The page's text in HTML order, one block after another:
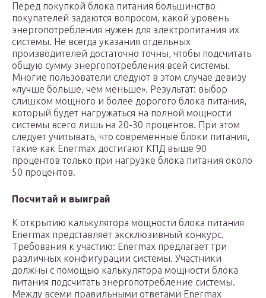
Перед покупкой блока питания большинство
покупателей задаются вопросом, какой уровень
энергопотребления нужен для электропитания их
системы. Не всегда указания отдельных
производителей достаточно точны, чтобы подсчитать
общую сумму энергопотребления всей системы.
Многие пользователи следуют в этом случае девизу
«лучше больше, чем меньше». Результат: выбор
слишком мощного и более дорогого блока питания,
который будет нагружаться на полной мощности
системы всего лишь на 20-30 процентов. При этом
следует учитывать, что современные блоки питания,
такие как Enermax достигают КПД выше 90
процентов только при нагрузке блока питания около
50 процентов.
Посчитай и выиграй
К открытию калькулятора мощности блока питания
Enermax представляет эксклюзивный конкурс.
Требования к участию: Enermax предлагает три
различных конфигурации системы. Участники
должны с помощью калькулятора мощности блока
питания подсчитать энергопотребление системы.
Между всеми правильными ответами Enermax